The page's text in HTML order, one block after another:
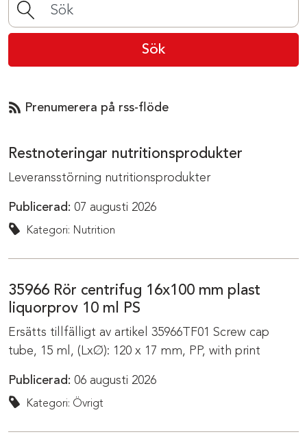
Sök
Prenumerera på rss-flöde
Restnoteringar nutritionsprodukter
Leveransstörning nutritionsprodukter
Publicerad: 07 augusti 2026
Kategori: Nutrition
35966 Rör centrifug 16x100 mm plast
liquorprov 10 ml PS
Ersätts tillfälligt av artikel 35966TF01 Screw cap
tube, 15 ml, (LxØ): 120 x 17 mm, PP, with print
Publicerad: 06 augusti 2026
Kategori: Övrigt